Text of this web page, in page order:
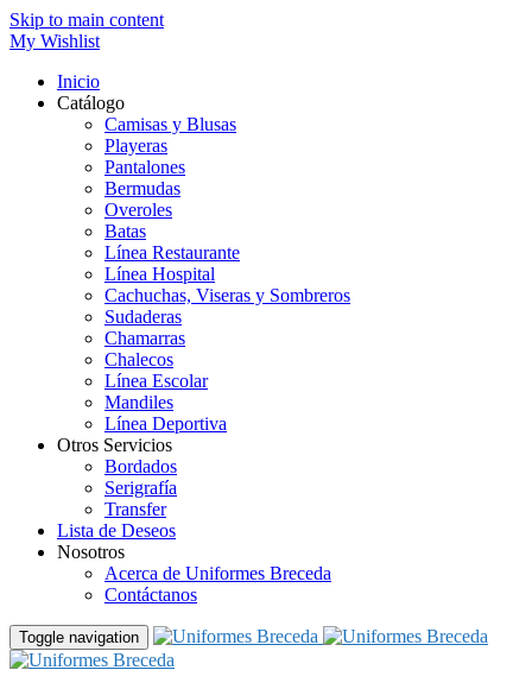
Skip to main content
My Wishlist
Inicio
Catálogo
Camisas y Blusas
Playeras
Pantalones
Bermudas
Overoles
Batas
Línea Restaurante
Línea Hospital
Cachuchas, Viseras y Sombreros
Sudaderas
Chamarras
Chalecos
Línea Escolar
Mandiles
Línea Deportiva
Otros Servicios
Bordados
Serigrafía
Transfer
Lista de Deseos
Nosotros
Acerca de Uniformes Breceda
Contáctanos
Toggle navigation